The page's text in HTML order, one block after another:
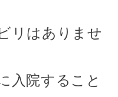
リはありませ
入院すること